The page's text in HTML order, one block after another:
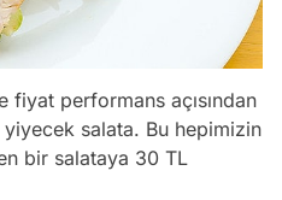
fiyat performans açısından
yiyecek salata. Bu hepimizin
bir salataya 30 TL